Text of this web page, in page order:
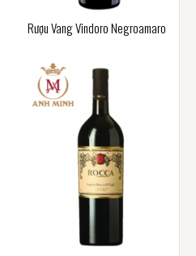
Rượu Vang Vindoro Negroamaro